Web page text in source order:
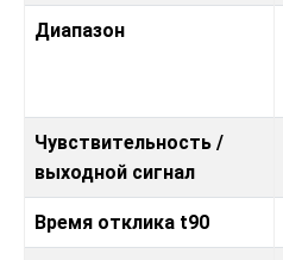
Диапазон
Чувствительность /
выходной сигнал
Время отклика t90